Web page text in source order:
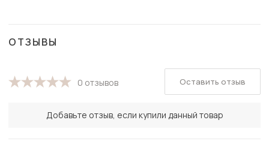
ОТЗЫВЫ
0 отзывов
Добавьте отзыв, если купили данный товар
Оставить отзыв